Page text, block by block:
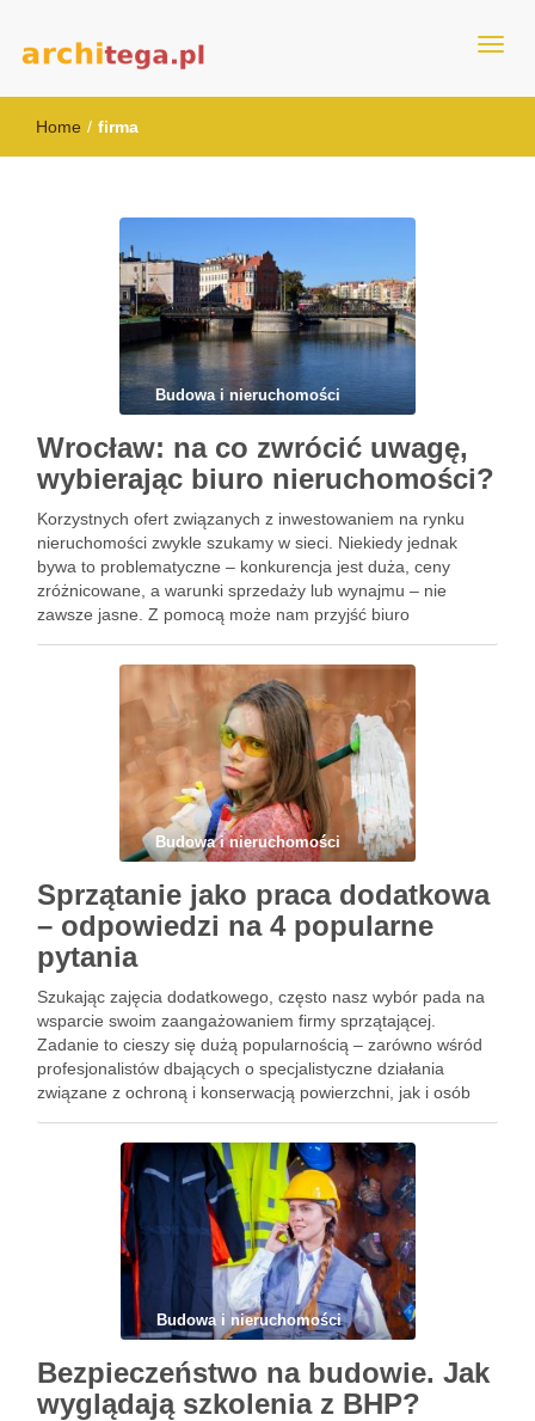
architega.pl
Home / firma
Budowa i nieruchomości
Wrocław: na co zwrócić uwagę,
wybierając biuro nieruchomości?
Korzystnych ofert związanych z inwestowaniem na rynku
nieruchomości zwykle szukamy w sieci. Niekiedy jednak
bywa to problematyczne – konkurencja jest duża, ceny
zróżnicowane, a warunki sprzedaży lub wynajmu – nie
zawsze jasne. Z pomocą może nam przyjść biuro
wielu specjalistów – na co …
Budowa i nieruchomości
Sprzątanie jako praca dodatkowa
– odpowiedzi na 4 popularne
pytania
Szukając zajęcia dodatkowego, często nasz wybór pada na
wsparcie swoim zaangażowaniem firmy sprzątającej.
Zadanie to cieszy się dużą popularnością – zarówno wśród
profesjonalistów dbających o specjalistyczne działania
związane z ochroną i konserwacją powierzchni, jak i osób
na kilka popularnych pytań, jakie możemy sobie …
Budowa i nieruchomości
Bezpieczeństwo na budowie. Jak
wyglądają szkolenia z BHP?